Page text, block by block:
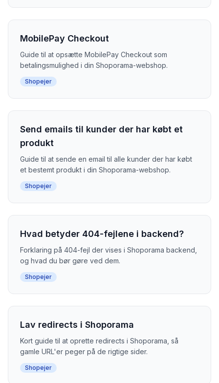
MobilePay Checkout
Guide til at opsætte MobilePay Checkout som
betalingsmulighed i din Shoporama-webshop.
Shopejer
Send emails til kunder der har købt et
produkt
Guide til at sende en email til alle kunder der har købt
et bestemt produkt i din Shoporama-webshop.
Shopejer
Hvad betyder 404-fejlene i backend?
Forklaring på 404-fejl der vises i Shoporama backend,
og hvad du bør gøre ved dem.
Shopejer
Lav redirects i Shoporama
Kort guide til at oprette redirects i Shoporama, så
gamle URL'er peger på de rigtige sider.
Shopejer